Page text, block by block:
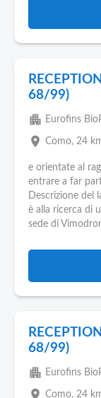
68/99)
apartment Eurofins
place Como, 24
e orientate al
entrare a far
Descrizione del
è alla ricerca di
sede di
68/99)
apartment Eurofins
place Como, 24